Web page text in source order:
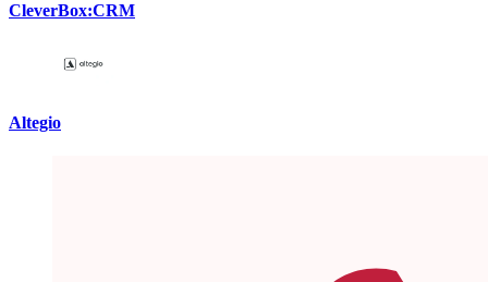
CleverBox:CRM
Altegio